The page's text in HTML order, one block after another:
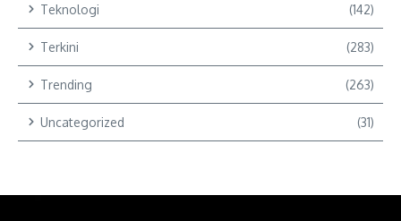
Teknologi (142)
Terkini (283)
Trending (263)
Uncategorized (31)